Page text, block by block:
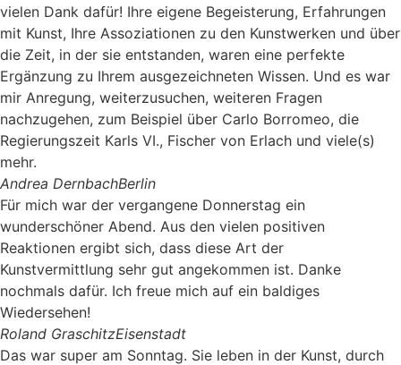
vielen Dank dafür! Ihre eigene Begeisterung, Erfahrungen
mit Kunst, Ihre Assoziationen zu den Kunstwerken und über
die Zeit, in der sie entstanden, waren eine perfekte
Ergänzung zu Ihrem ausgezeichneten Wissen. Und es war
mir Anregung, weiterzusuchen, weiteren Fragen
nachzugehen, zum Beispiel über Carlo Borromeo, die
Regierungszeit Karls VI., Fischer von Erlach und viele(s)
mehr.
Andrea DernbachBerlin
Für mich war der vergangene Donnerstag ein
wunderschöner Abend. Aus den vielen positiven
Reaktionen ergibt sich, dass diese Art der
Kunstvermittlung sehr gut angekommen ist. Danke
nochmals dafür. Ich freue mich auf ein baldiges
Wiedersehen!
Roland GraschitzEisenstadt
Das war super am Sonntag. Sie leben in der Kunst, durch